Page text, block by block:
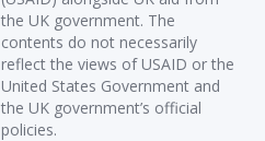
the UK government. The
contents do not necessarily
reflect the views of USAID or the
United States Government and
the UK government’s official
policies.